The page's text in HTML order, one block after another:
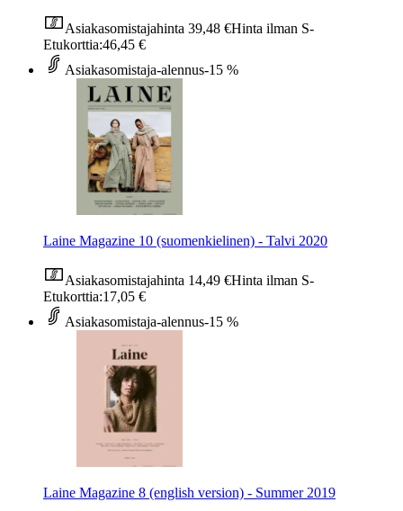
Asiakasomistajahinta 39,48 €Hinta ilman S-
Etukorttia:46,45 €
Asiakasomistaja-alennus-15 %
Laine Magazine 10 (suomenkielinen) - Talvi 2020
Asiakasomistajahinta 14,49 €Hinta ilman S-
Etukorttia:17,05 €
Asiakasomistaja-alennus-15 %
Laine Magazine 8 (english version) - Summer 2019